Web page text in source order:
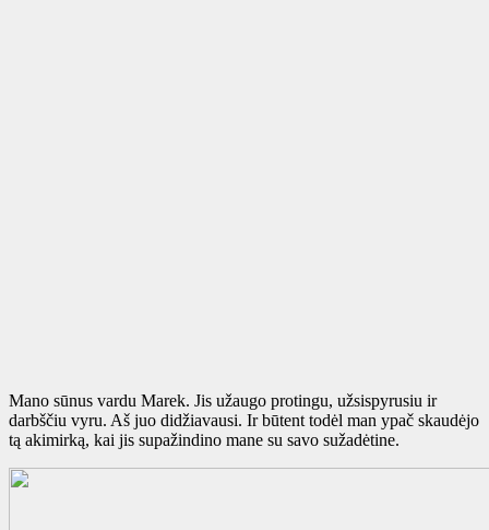
Mano sūnus vardu Marek. Jis užaugo protingu, užsispyrusiu ir
darbščiu vyru. Aš juo didžiavausi. Ir būtent todėl man ypač skaudėjo
tą akimirką, kai jis supažindino mane su savo sužadėtine.